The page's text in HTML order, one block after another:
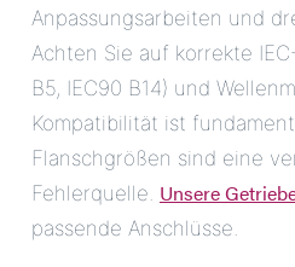
Anpassungsarbeiten und
Achten Sie auf korrekte
B5, IEC90 B14) und
Kompatibilität ist
Flanschgrößen sind eine
Fehlerquelle. Unsere
passende Anschlüsse.